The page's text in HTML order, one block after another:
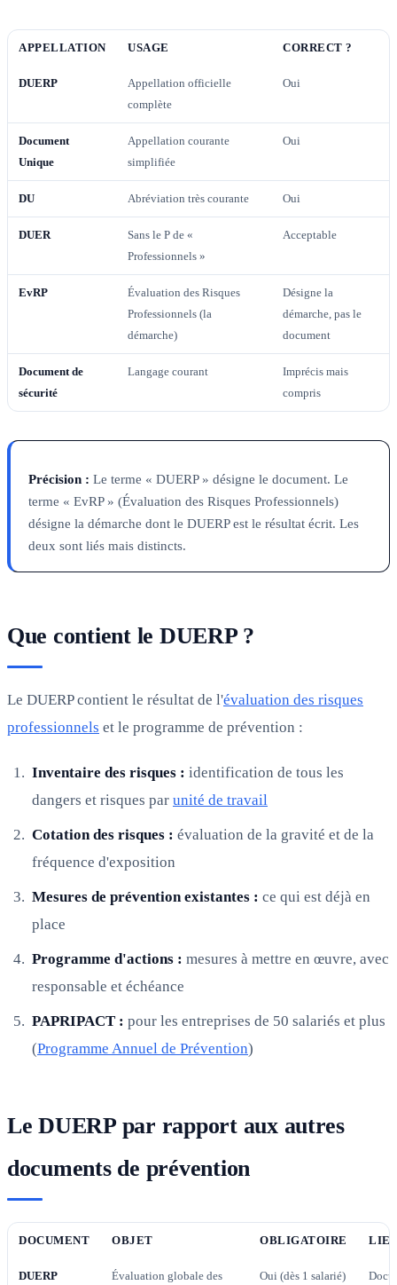
APPELLATION USAGE CORRECT ?
DUERP
Appellation officielle
complète
Oui
Document
Unique
Appellation courante
simplifiée
Oui
DU Abréviation très courante Oui
DUER
Sans le P de «
Professionnels »
Acceptable
EvRP
Évaluation des Risques
Professionnels (la
démarche)
Désigne la
démarche, pas le
document
Document de
sécurité
Langage courant
Imprécis mais
compris
Précision : Le terme « DUERP » désigne le document. Le
terme « EvRP » (Évaluation des Risques Professionnels)
désigne la démarche dont le DUERP est le résultat écrit. Les
deux sont liés mais distincts.
Que contient le DUERP ?
Le DUERP contient le résultat de l'évaluation des risques
professionnels et le programme de prévention :
Inventaire des risques : identification de tous les
dangers et risques par unité de travail
Cotation des risques : évaluation de la gravité et de la
fréquence d'exposition
Mesures de prévention existantes : ce qui est déjà en
place
Programme d'actions : mesures à mettre en œuvre, avec
responsable et échéance
PAPRIPACT : pour les entreprises de 50 salariés et plus
(Programme Annuel de Prévention)
Le DUERP par rapport aux autres
documents de prévention
DOCUMENT OBJET OBLIGATOIRE
DUERP
Évaluation globale des
Oui (dès 1 salarié)